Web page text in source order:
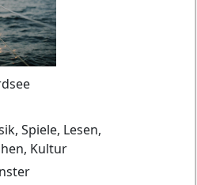
Spiele, Lesen,
Kultur